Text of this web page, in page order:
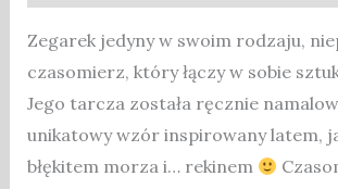
Zegarek jedyny w swoim rodzaju,
czasomierz, który łączy w sobie
Jego tarcza została ręcznie
unikatowy wzór inspirowany latem,
błękitem morza i… rekinem